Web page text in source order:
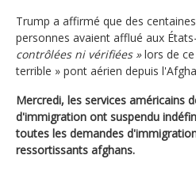
Trump a affirmé que des
personnes avaient afflué aux
contrôlées ni vérifiées »lors de ce
terrible » pont aérien depuis
Mercredi, les services américains
d'immigration ont suspendu
toutes les demandes
ressortissants afghans.